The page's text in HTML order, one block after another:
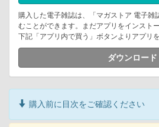
購入した電子雑誌は、「マガストア 電子雑
むことができます。まだアプリをインスト
下記「アプリ内で買う」ボタンよりアプリ
ダウンロード
購入前に目次をご確認ください